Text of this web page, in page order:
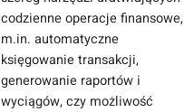
codzienne operacje finansowe,
m.in. automatyczne
księgowanie transakcji,
generowanie raportów i
wyciągów, czy możliwość